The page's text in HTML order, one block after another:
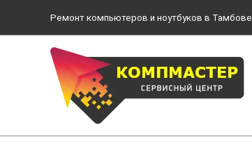
содержимому
Ремонт компьютеров и ноутбуков в Тамбове